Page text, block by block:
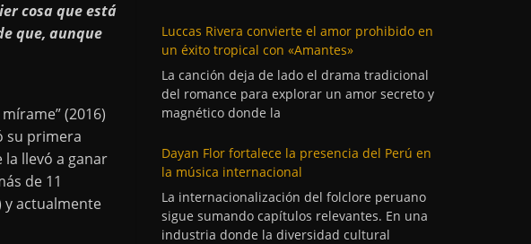
cosa que está
que, aunque
(2016)
su primera
la llevó a ganar
de 11
y actualmente
Luccas Rivera convierte el amor prohibido en
un éxito tropical con «Amantes»
La canción deja de lado el drama tradicional
del romance para explorar un amor secreto y
magnético donde la
Dayan Flor fortalece la presencia del Perú en
la música internacional
La internacionalización del folclore peruano
sigue sumando capítulos relevantes. En una
industria donde la diversidad cultural